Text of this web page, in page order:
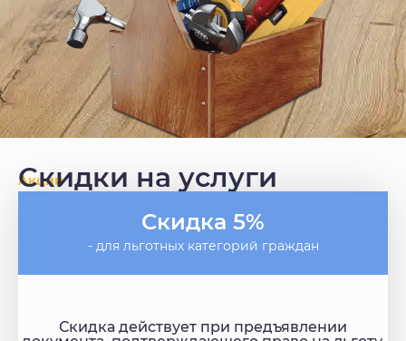
Акции
Скидки на услуги
Скидка 5%
- для льготных категорий граждан
Скидка действует при предъявлении